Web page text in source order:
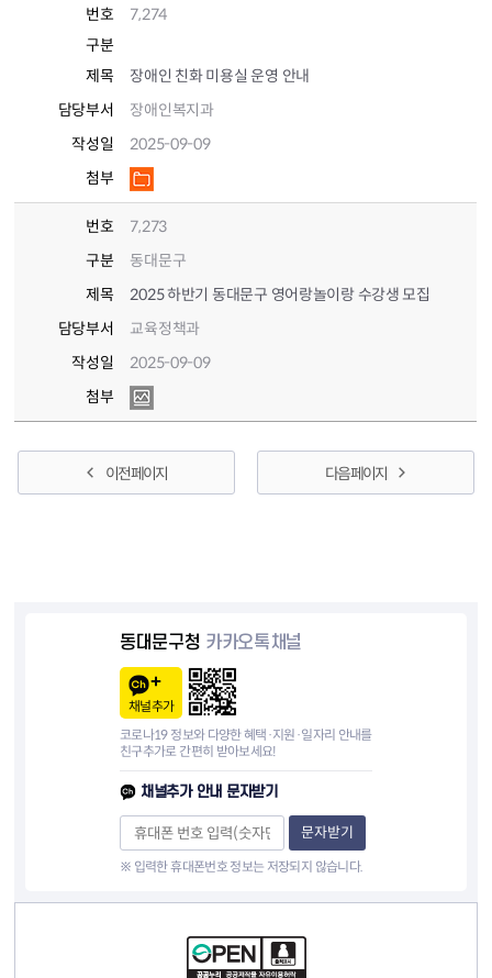
번호
7,274
구분
제목
장애인 친화 미용실 운영 안내
담당부서
장애인복지과
작성일
2025-09-09
첨부
번호
7,273
구분
동대문구
제목
2025 하반기 동대문구 영어랑놀이랑 수강생 모집
담당부서
교육정책과
작성일
2025-09-09
첨부
이전 페이지 다음 페이지
동대문구청 카카오톡채널
채널추가
코로나19 정보와 다양한 혜택·지원·일자리 안내를
친구추가로 간편히 받아보세요!
채널추가 안내 문자받기
문자받기
※ 입력한 휴대폰번호 정보는 저장되지 않습니다.